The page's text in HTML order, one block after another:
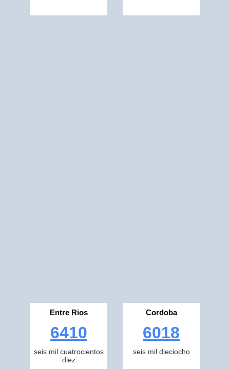
Entre Rios
6410
seis mil cuatrocientos
diez
Cordoba
6018
seis mil dieciocho